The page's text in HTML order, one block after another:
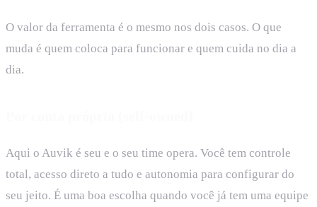
O valor da ferramenta é o mesmo nos dois casos. O que
muda é quem coloca para funcionar e quem cuida no dia a
dia.
Aqui o Auvik é seu e o seu time opera. Você tem controle
total, acesso direto a tudo e autonomia para configurar do
seu jeito. É uma boa escolha quando você já tem uma equipe